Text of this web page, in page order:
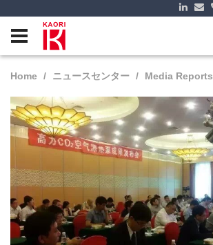
Home ニュースセンター Media Reports